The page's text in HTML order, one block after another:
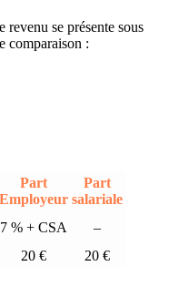
revenu se présente sous
comparaison :
Part
Employeur
Part
salariale
7 % + CSA
–
20 € 20 €